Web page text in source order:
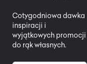
Cotygodniowa dawka
inspiracji i
wyjątkowych promocji
do rąk własnych.